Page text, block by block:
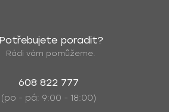
Potřebujete poradit?
Rádi vám pomůžeme.
608 822 777
(po - pá: 9:00 - 18:00)